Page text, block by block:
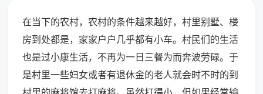
在当下的农村，农村的条件越来越好，村里别墅、楼
房到处都是，家家户户几乎都有小车。村民们的生活
也是过小康生活，不再为一日三餐为而奔波劳碌。于
是村里一些妇女或者有退休金的老人就会时不时的到